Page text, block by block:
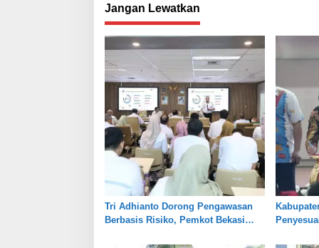
Jangan Lewatkan
Tri Adhianto Dorong Pengawasan
Berbasis Risiko, Pemkot Bekasi